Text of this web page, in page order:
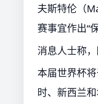
夫斯特伦（
赛事宜作出“保
消息人士称
本届世界杯
时、新西兰